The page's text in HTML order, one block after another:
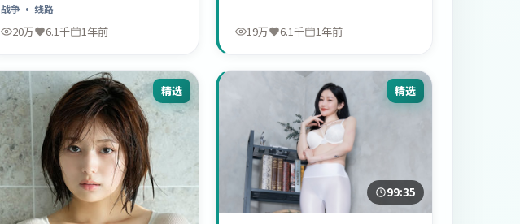
战争 · 线路
20万 6.1千 1年前 19万 6.1千 1年前
精选 精选
99:35